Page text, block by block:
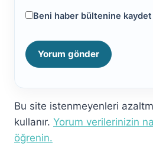
Beni haber bültenine kaydet
Bu site istenmeyenleri
kullanır. Yorum verilerinizin
öğrenin.